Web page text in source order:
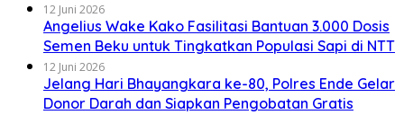
12 Juni 2026
Angelius Wake Kako Fasilitasi Bantuan 3.000 Dosis
Semen Beku untuk Tingkatkan Populasi Sapi di NTT
12 Juni 2026
Jelang Hari Bhayangkara ke-80, Polres Ende Gelar
Donor Darah dan Siapkan Pengobatan Gratis